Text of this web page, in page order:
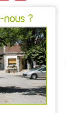
-nous ?